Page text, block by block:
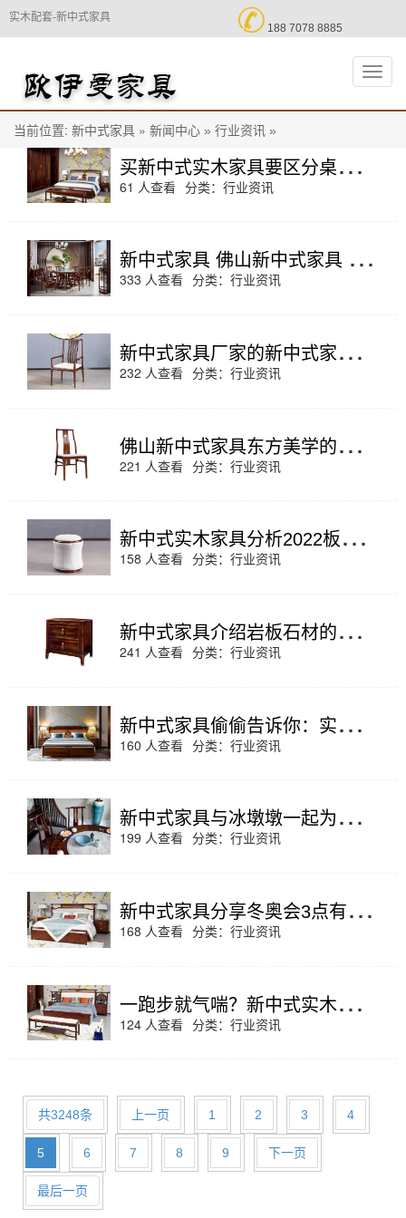
实木配套-新中式家具  188 7078 8885
切
换
导
当前位置: 新中式家具 » 新闻中心 » 行业资讯 »
买
新中式实木家具要区分桌、案、几，千万别买错了！
61 人查看 分类： 行业资讯
新
中式家具 佛山新中式家具 含蓄优美 格调高雅
333 人查看 分类： 行业资讯
新
中式家具厂家的新中式家具特点
232 人查看 分类： 行业资讯
佛
山新中式家具东方美学的中式表达
221 人查看 分类： 行业资讯
新
中式实木家具分析2022板式家具市场及行业现状
158 人查看 分类： 行业资讯
新
中式家具介绍岩板石材的应用及优点
241 人查看 分类： 行业资讯
新
中式家具偷偷告诉你：实用穷装修三大精髓
160 人查看 分类： 行业资讯
新
中式家具与冰墩墩一起为运动健儿们加油！
199 人查看 分类： 行业资讯
新
中式家具分享冬奥会3点有趣瞬间
168 人查看 分类： 行业资讯
一
跑步就气喘？新中式实木家具教你改善呼吸的办法
124 人查看 分类： 行业资讯
共3248条 上一页 1 2 3 4
5 6 7 8 9 下一页
最后一页